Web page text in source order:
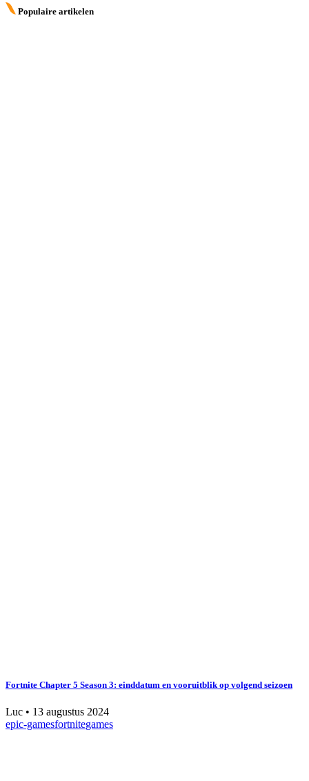
Populaire artikelen
Fortnite Chapter 5 Season 3: einddatum en vooruitblik op volgend seizoen
Luc • 13 augustus 2024
epic-gamesfortnitegames